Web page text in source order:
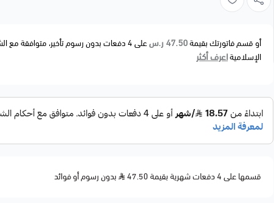
2002 إلى 2011.
الأصلية OEM.
🚗 الموديلات المتوافقة:
Explorer Sport — 2002–2003
Explorer Sport Trac — 2002–2010
Mustang — 2005–2010
MERCURY
أو قسم فاتورتك بقيمة47.50 ر.س على4دفعات بدون رسوم تأخير، متوافقة مع
الإسلاميةاعرف أكثر
قسمها على 4 دفعات شهرية بقيمة 47.50 بدون رسوم أو فوائد